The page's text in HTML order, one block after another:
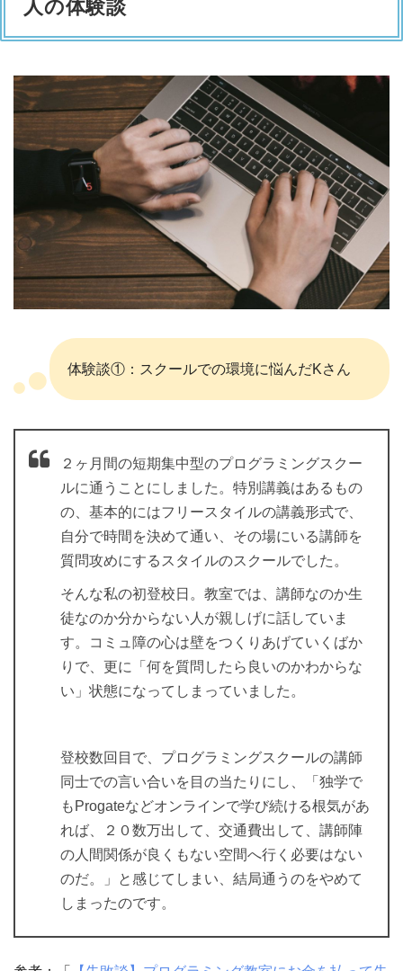
人の体験談
体験談①：スクールでの環境に悩んだKさん
２ヶ月間の短期集中型のプログラミングスクー
ルに通うことにしました。特別講義はあるもの
の、基本的にはフリースタイルの講義形式で、
自分で時間を決めて通い、その場にいる講師を
質問攻めにするスタイルのスクールでした。
そんな私の初登校日。教室では、講師なのか生
徒なのか分からない人が親しげに話していま
す。コミュ障の心は壁をつくりあげていくばか
りで、更に「何を質問したら良いのかわからな
い」状態になってしまっていました。
登校数回目で、プログラミングスクールの講師
同士での言い合いを目の当たりにし、「独学で
も Progateなどオンラインで学び続ける根気があ
れば、２０数万出して、交通費出して、講師陣
の人間関係が良くもない空間へ行く必要はない
のだ。」と感じてしまい、結局通うのをやめて
しまったのです。